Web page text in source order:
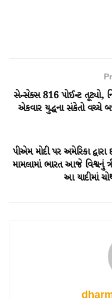
સેન્સેક્સ 816 પોઈન્ટ તૂટ્યો,
એકવાર યુદ્ધના સંકેતો વચ્ચે
પીએમ મોદી પર અમેરિકા
મામલામાં ભારત આજે વિશ્વનું
આ યાદીમાં